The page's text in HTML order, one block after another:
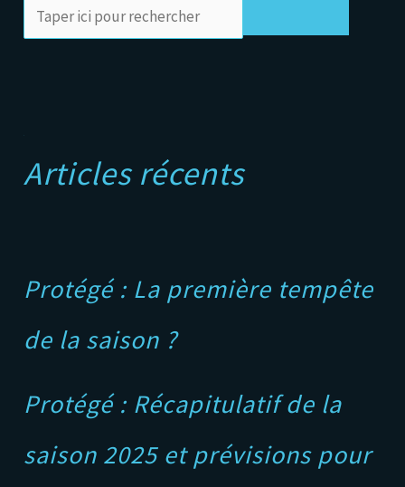
Articles récents
Protégé : La première tempête
de la saison ?
Protégé : Récapitulatif de la
saison 2025 et prévisions pour